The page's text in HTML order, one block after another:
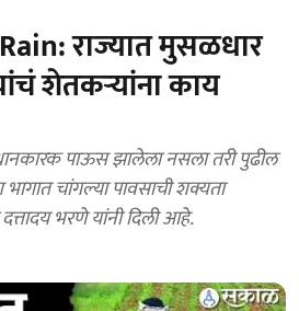
राज्यात मुसळधार
शेतकऱ्यांना काय
पाऊस झालेला नसला तरी पुढील
चांगल्या पावसाची शक्यता
भरणे यांनी दिली आहे.